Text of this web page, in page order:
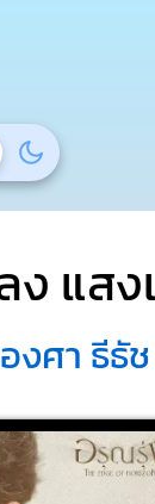
ง แส
องศา ธีธัช